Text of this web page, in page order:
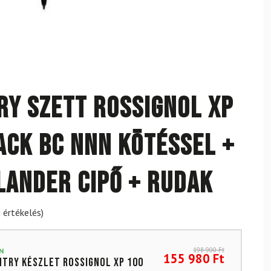
szett ROSSIGNOL XP
BC NNN kötéssel +
cipő + rudak
értékelés)
készlet ROSSIGNOL XP 100
198 900Ft
155 980 Ft